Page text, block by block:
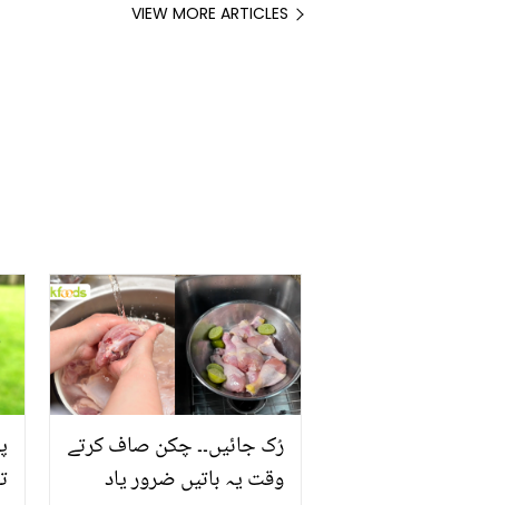
VIEW MORE ARTICLES
رُک جائیں۔۔ چکن صاف کرتے
وقت یہ باتیں ضرور یاد